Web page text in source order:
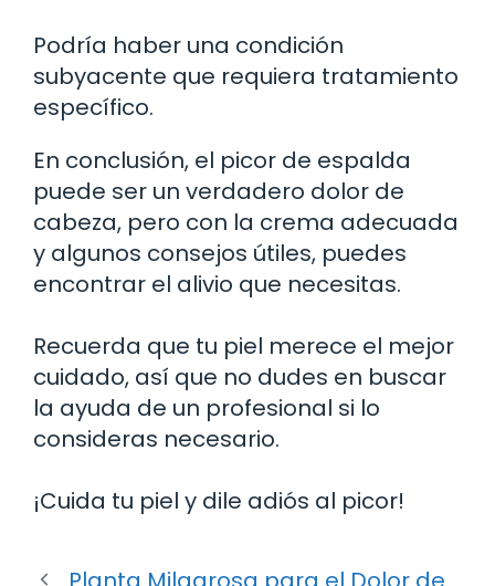
Podría haber una condición
subyacente que requiera tratamiento
específico.
En conclusión, el picor de espalda
puede ser un verdadero dolor de
cabeza, pero con la crema adecuada
y algunos consejos útiles, puedes
encontrar el alivio que necesitas.
Recuerda que tu piel merece el mejor
cuidado, así que no dudes en buscar
la ayuda de un profesional si lo
consideras necesario.
¡Cuida tu piel y dile adiós al picor!